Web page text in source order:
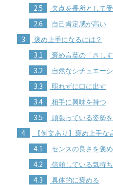
2.5 欠点を長所として
2.6 自己肯定感が高い
3 褒め上手になるには？
3.1 褒め言葉の「さし
3.2 自然なシチュエー
3.3 照れずに口に出す
3.4 相手に興味を持つ
3.5 頑張っている姿勢
4 【例文あり】褒め上手な
4.1 センスの良さを褒
4.2 信頼している気持
4.3 具体的に褒める